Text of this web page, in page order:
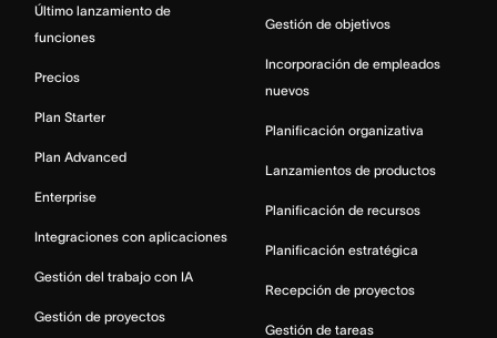
Último lanzamiento de
funciones
Precios
Plan Starter
Plan Advanced
Enterprise
Integraciones con aplicaciones
Gestión del trabajo con IA
Gestión de proyectos
Gestión de objetivos
Incorporación de empleados
nuevos
Planificación organizativa
Lanzamientos de productos
Planificación de recursos
Planificación estratégica
Recepción de proyectos
Gestión de tareas